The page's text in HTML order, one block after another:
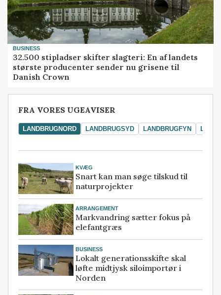
BUSINESS
32.500 stipladser skifter slagteri: En af landets
største producenter sender nu grisene til
Danish Crown
FRA VORES UGEAVISER
LANDBRUGNORD LANDBRUGSYD LANDBRUGFYN
KVÆG
Snart kan man søge tilskud til
naturprojekter
ARRANGEMENT
Markvandring sætter fokus på
elefantgræs
BUSINESS
Lokalt generationsskifte skal
løfte midtjysk siloimportør i
Norden